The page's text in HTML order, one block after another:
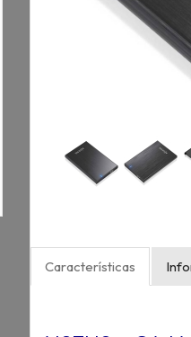
Características